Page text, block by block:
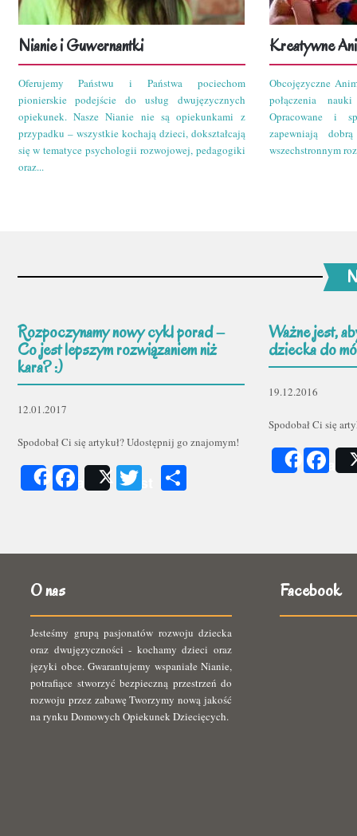
Nianie i Guwernantki
Oferujemy Państwu i Państwa pociechom
pionierskie podejście do usług dwujęzycznych
opiekunek. Nasze Nianie nie są opiekunkami z
przypadku – wszystkie kochają dzieci, dokształcają
się w tematyce psychologii rozwojowej, pedagogiki
oraz...
Kreatywne
Obcojęzyczne
połączenia
Opracowane i
zapewniają
wszechstronnym
Rozpoczynamy nowy cykl porad –
Co jest lepszym rozwiązaniem niż
kara? :)
12.01.2017
Spodobał Ci się artykuł? Udostępnij go znajomym!
ShareFacebook
Post Twitter
Ważne jest,
dziecka do
19.12.2016
Spodobał Ci się
Share
O nas
Jesteśmy grupą pasjonatów rozwoju dziecka
oraz dwujęzyczności - kochamy dzieci oraz
języki obce. Gwarantujemy wspaniałe Nianie,
potrafiące stworzyć bezpieczną przestrzeń do
rozwoju przez zabawę Tworzymy nową jakość
na rynku Domowych Opiekunek Dziecięcych.
Facebook